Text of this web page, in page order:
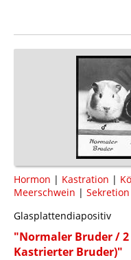
Hormon | Kastration |
Meerschwein | Sekretion
Glasplattendiapositiv
"Normaler Bruder /
Kastrierter Bruder)"